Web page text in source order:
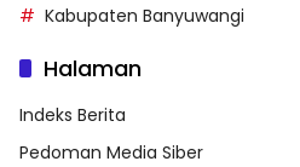
Kabupaten Banyuwangi
Halaman
Indeks Berita
Pedoman Media Siber